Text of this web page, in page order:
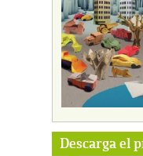
Descarga el